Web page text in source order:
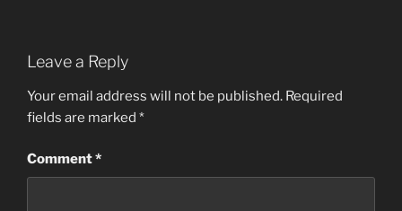
Leave a Reply
Your email address will not be published. Required
fields are marked *
Comment*